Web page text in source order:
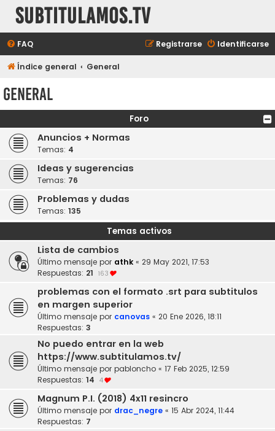
subtitulamos.tv
FAQ Identificarse
Registrarse
Índice general General
General
Foro
Anuncios + Normas
Temas: 4
Ideas y sugerencias
Temas: 76
Problemas y dudas
Temas: 135
Temas activos
Lista de cambios
Último mensaje por athk « 29 May 2021, 17:53
Respuestas: 21 163
problemas con el formato .srt para subtitulos
en margen superior
Último mensaje por canovas « 20 Ene 2026, 18:11
Respuestas: 3
No puedo entrar en la web
https://www.subtitulamos.tv/
Último mensaje por pabloncho « 17 Feb 2025, 12:59
Respuestas: 14 4
Magnum P.I. (2018) 4x11 resincro
Último mensaje por drac_negre « 15 Abr 2024, 11:44
Respuestas: 7